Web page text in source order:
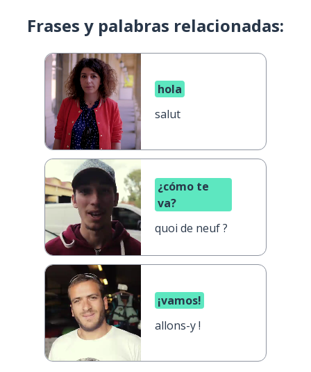
Frases y palabras relacionadas:
hola
salut
¿cómo te
va?
quoi de neuf ?
¡vamos!
allons-y !